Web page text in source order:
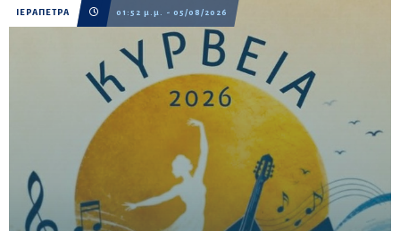
ΙΕΡΑΠΕΤΡΑ 01:52 μ.μ. - 05/08/2026